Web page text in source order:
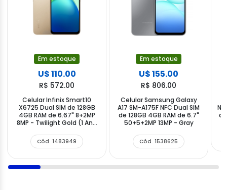
Em estoque
U$ 110.00
R$ 572.00
Celular Infinix Smart10
X6725 Dual SIM de 128GB
4GB RAM de 6.67" 8+2MP
8MP - Twilight Gold (1 Ano
Cód. 1483949
Em estoque
U$ 155.00
R$ 806.00
Celular Samsung Galaxy
A17 SM-A175F NFC Dual SIM
de 128GB 4GB RAM de 6.7"
50+5+2MP 13MP - Gray
Cód. 1538625